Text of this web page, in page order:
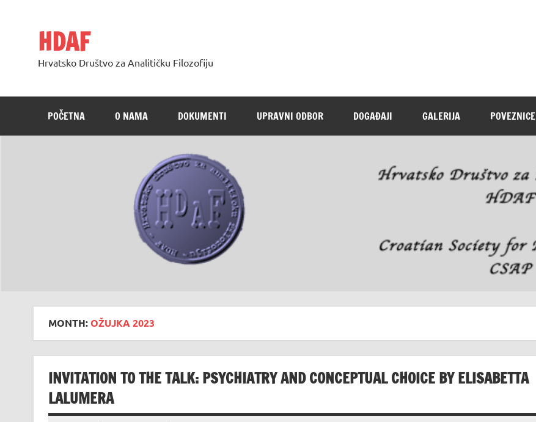
HDAF
Hrvatsko Društvo za Analitičku Filozofiju
POČETNA O NAMA DOKUMENTI UPRAVNI ODBOR DOGAĐAJI GALERIJA POVEZNICE
MONTH:OŽUJKA 2023
INVITATION TO THE TALK: PSYCHIATRY AND CONCEPTUAL CHOICE BY ELISABETTA
LALUMERA